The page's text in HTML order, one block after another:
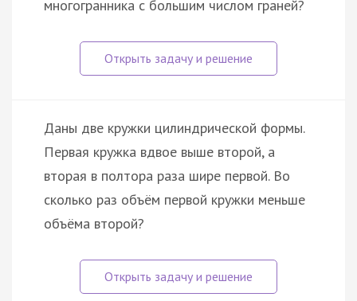
многогранника с большим числом граней?
Даны две кружки цилиндрической формы.
Первая кружка вдвое выше второй, а
вторая в полтора раза шире первой. Во
сколько раз объём первой кружки меньше
объёма второй?